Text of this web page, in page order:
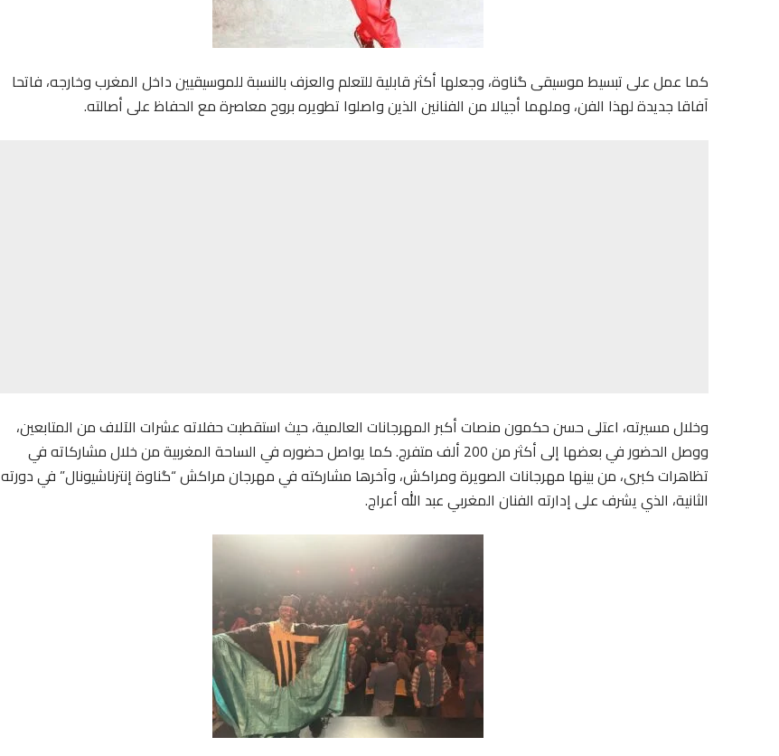
كما عمل على تبسيط موسيقى گناوة، وجعلها أكثر قابلية للتعلم والعزف بالنسبة للموسيقيين داخل المغرب وخارجه، فاتحا
آفاقا جديدة لهذا الفن، وملهما أجيالا من الفنانين الذين واصلوا تطويره بروح معاصرة مع الحفاظ على أصالته.
وخلال مسيرته، اعتلى حسن حكمون منصات أكبر المهرجانات العالمية، حيث استقطبت حفلاته عشرات الآلاف من المتابعين،
ووصل الحضور في بعضها إلى أكثر من 200 ألف متفرج. كما يواصل حضوره في الساحة المغربية من خلال مشاركاته في
تظاهرات كبرى، من بينها مهرجانات الصويرة ومراكش، وآخرها مشاركته في مهرجان مراكش “گناوة إنترناشيونال” في دورته
الثانية، الذي يشرف على إدارته الفنان المغربي عبد الله أعراج.